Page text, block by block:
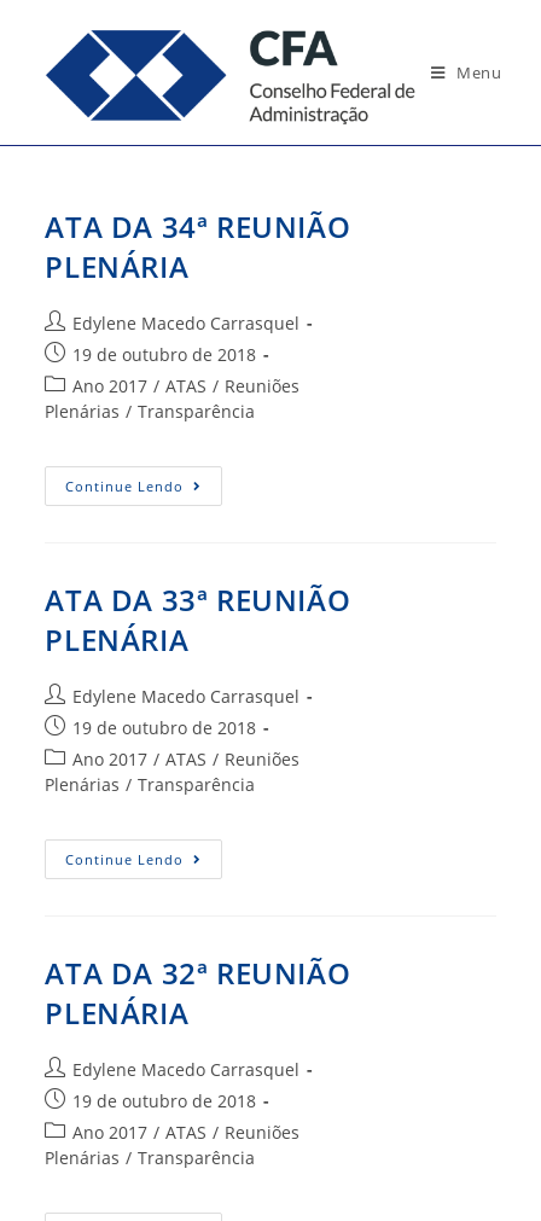
conteúdo
Menu
ATA DA 34ª REUNIÃO
PLENÁRIA
Autor
do
post:
Edylene Macedo Carrasquel
Post
publicado:
19 de outubro de 2018
Categoria
do
Ano 2017 / ATAS / Reuniões
Plenárias / Transparência
Continue Lendo ATA
DA
ATA DA 33ª REUNIÃO
PLENÁRIA
Autor
do
post:
Edylene Macedo Carrasquel
Post
publicado:
19 de outubro de 2018
Categoria
do
Ano 2017 / ATAS / Reuniões
Plenárias / Transparência
Continue Lendo ATA
DA
ATA DA 32ª REUNIÃO
PLENÁRIA
Autor
do
post:
Edylene Macedo Carrasquel
Post
publicado:
19 de outubro de 2018
Categoria
do
Ano 2017 / ATAS / Reuniões
Plenárias / Transparência